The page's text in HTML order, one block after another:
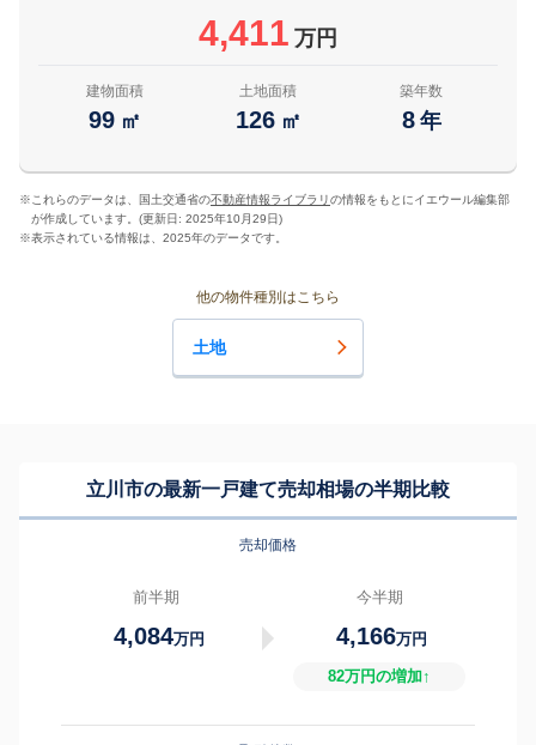
4,411 万円
建物面積
99 ㎡
土地面積
126 ㎡
築年数
8 年
※ これらのデータは、国土交通省の不動産情報ライブラリの情報をもとにイエウール編集部
が作成しています。(更新日: 2025年10月29日)
※表示されている情報は、2025年のデータです。
他の物件種別はこちら
土地
立川市の最新一戸建て売却相場の半期比較
売却価格
前半期
4,084万円
今半期
4,166万円
82万円の増加↑